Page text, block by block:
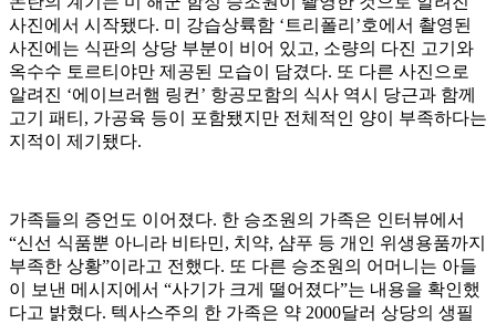
사진에서 시작됐다. 미 강습상륙함 ‘트리폴리’호에서 촬영된
사진에는 식판의 상당 부분이 비어 있고, 소량의 다진 고기와
옥수수 토르티야만 제공된 모습이 담겼다. 또 다른 사진으로
알려진 ‘에이브러햄 링컨’ 항공모함의 식사 역시 당근과 함께
고기 패티, 가공육 등이 포함됐지만 전체적인 양이 부족하다는
지적이 제기됐다.
가족들의 증언도 이어졌다. 한 승조원의 가족은 인터뷰에서
“신선 식품뿐 아니라 비타민, 치약, 샴푸 등 개인 위생용품까지
부족한 상황”이라고 전했다. 또 다른 승조원의 어머니는 아들
이 보낸 메시지에서 “사기가 크게 떨어졌다”는 내용을 확인했
다고 밝혔다. 텍사스주의 한 가족은 약 2000달러 상당의 생필